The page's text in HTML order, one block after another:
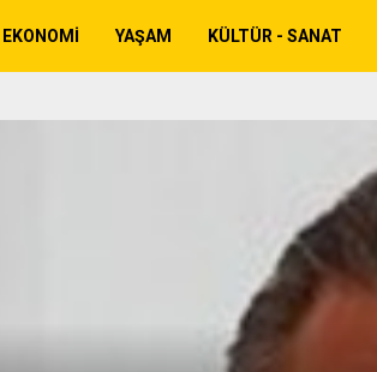
EKONOMI YAŞAM KÜLTÜR - SANAT